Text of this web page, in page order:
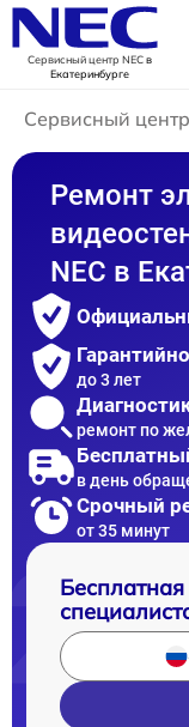
Сервисный центр NECв
Екатеринбурге
Сервисный
Ремонт
NEC в
до 3 лет
ремонт по
в день
Срочный
от 35 минут